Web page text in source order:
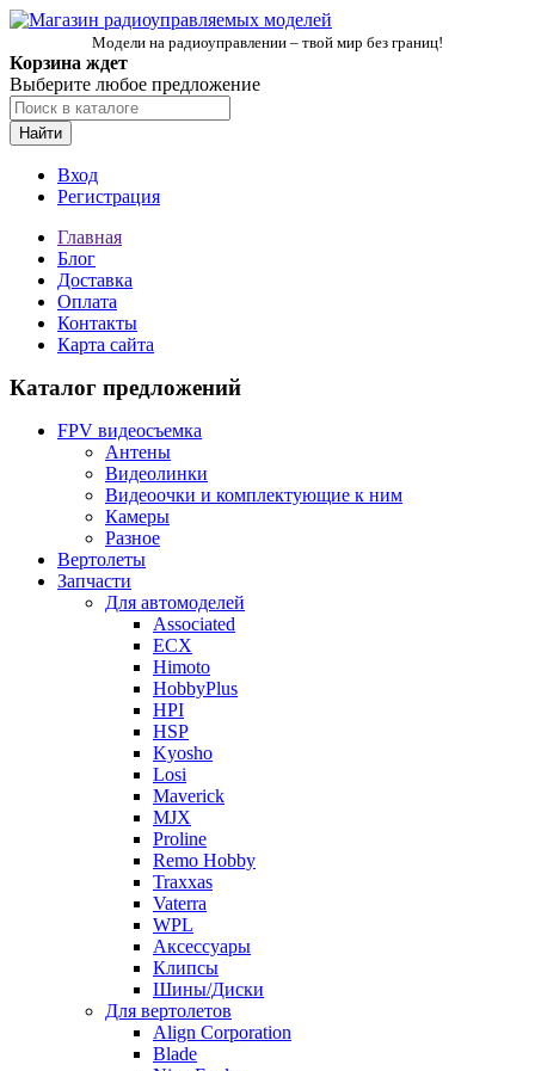
Модели на радиоуправлении – твой мир без границ!
Корзина ждет
Выберите любое предложение
Найти
Вход
Регистрация
Главная
Блог
Доставка
Оплата
Контакты
Карта сайта
Каталог предложений
FPV видеосъемка
Антены
Видеолинки
Видеоочки и комплектующие к ним
Камеры
Разное
Вертолеты
Запчасти
Для автомоделей
Associated
ECX
Himoto
HobbyPlus
HPI
HSP
Kyosho
Losi
Maverick
MJX
Proline
Remo Hobby
Traxxas
Vaterra
WPL
Аксессуары
Клипсы
Шины/Диски
Для вертолетов
Align Corporation
Blade